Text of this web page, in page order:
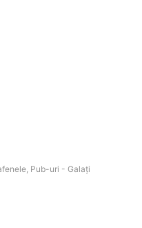
Pub-uri - Galaţi